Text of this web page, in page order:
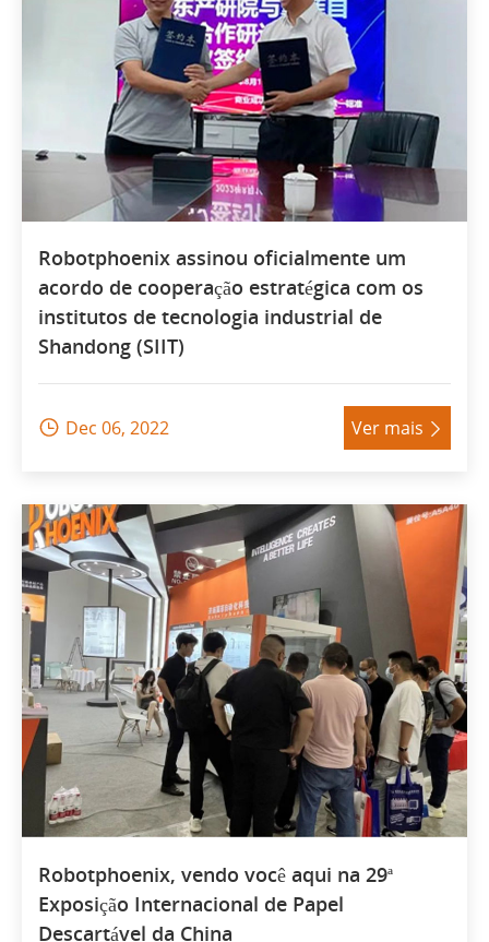
Robotphoenix assinou oficialmente um
acordo de cooperação estratégica com os
institutos de tecnologia industrial de
Shandong (SIIT)
 Dec 06, 2022 Ver mais 
Robotphoenix, vendo você aqui na 29ª
Exposição Internacional de Papel
Descartável da China